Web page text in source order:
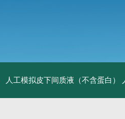
人工模拟皮下间质液（不含蛋白）